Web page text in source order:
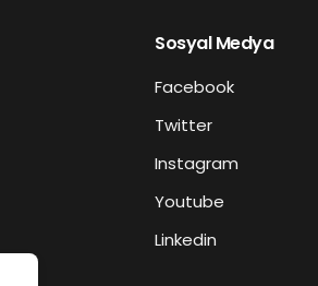
Sosyal Medya
Facebook
Twitter
Instagram
Youtube
Linkedin